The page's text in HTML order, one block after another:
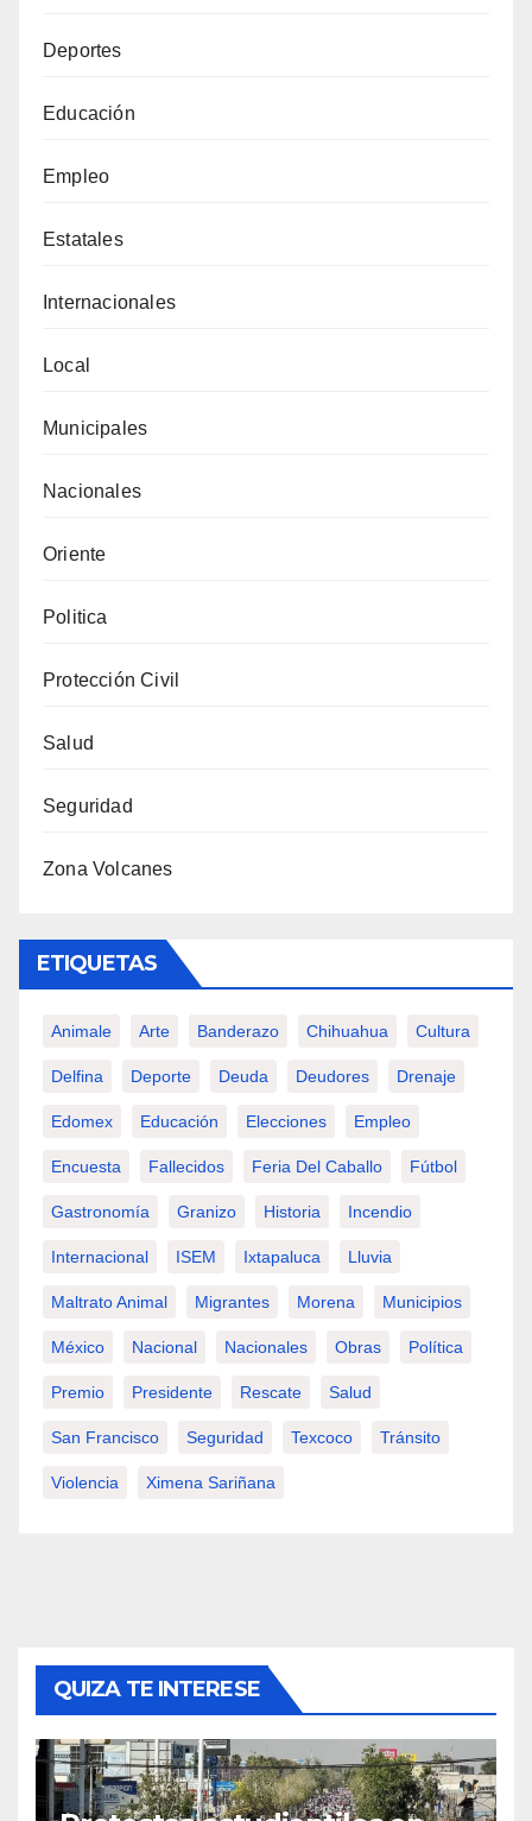
Deportes
Educación
Empleo
Estatales
Internacionales
Local
Municipales
Nacionales
Oriente
Politica
Protección Civil
Salud
Seguridad
Zona Volcanes
ETIQUETAS
Animale Arte Banderazo Chihuahua Cultura
Delfina Deporte Deuda Deudores Drenaje
Edomex Educación Elecciones Empleo
Encuesta Fallecidos Feria Del Caballo Fútbol
Gastronomía Granizo Historia Incendio
Internacional ISEM Ixtapaluca Lluvia
Maltrato Animal Migrantes Morena Municipios
México Nacional Nacionales Obras Política
Premio Presidente Rescate Salud
San Francisco Seguridad Texcoco Tránsito
Violencia Ximena Sariñana
QUIZA TE INTERESE